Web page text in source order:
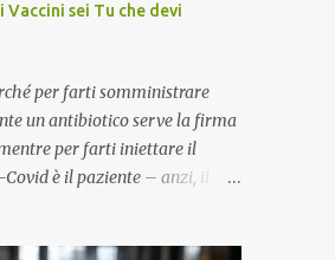
Vaccini sei Tu che devi
per farti somministrare
un antibiotico serve la firma
per farti iniettare il
è il paziente – anzi, il